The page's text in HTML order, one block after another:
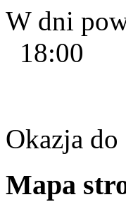
W dni
18:00
Okazja do
Mapa